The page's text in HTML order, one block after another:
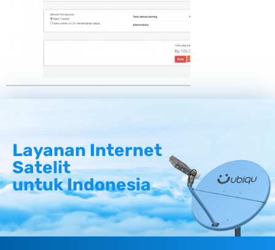
Layanan Internet
Satelit
untuk Indonesia